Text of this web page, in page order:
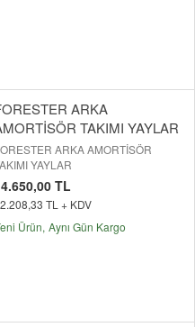
ARKA
TAKIMI YAYLAR
ARKA AMORTİSÖR
YAYLAR
TL
TL + KDV
Ürün Aynı Gün Kargo